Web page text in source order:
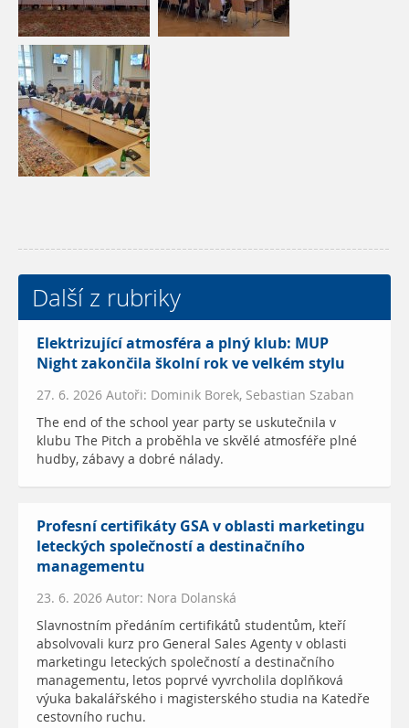
Další z rubriky
Elektrizující atmosféra a plný klub: MUP
Night zakončila školní rok ve velkém stylu
27. 6. 2026 Autoři: Dominik Borek, Sebastian Szaban
The end of the school year party se uskutečnila v
klubu The Pitch a proběhla ve skvělé atmosféře plné
hudby, zábavy a dobré nálady.
Profesní certifikáty GSA v oblasti marketingu
leteckých společností a destinačního
managementu
23. 6. 2026 Autor: Nora Dolanská
Slavnostním předáním certifikátů studentům, kteří
absolvovali kurz pro General Sales Agenty v oblasti
marketingu leteckých společností a destinačního
managementu, letos poprvé vyvrcholila doplňková
výuka bakalářského i magisterského studia na Katedře
cestovního ruchu.